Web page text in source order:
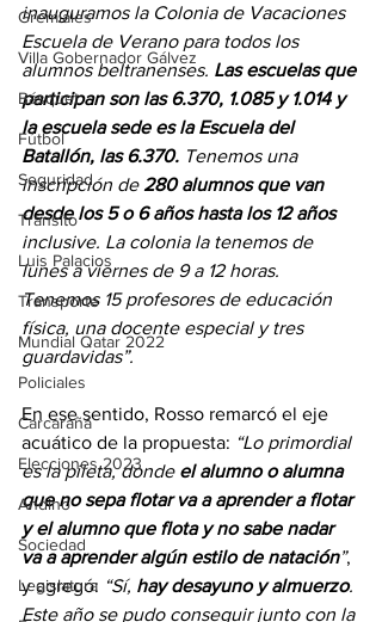
Gremiales
Villa Gobernador Gálvez
Básquet
Fútbol
Seguridad
Tránsito
Luis Palacios
Transporte
Mundial Qatar 2022
Policiales
Carcarañá
Elecciones 2023
Andino
Sociedad
Legislatura
inauguramos la Colonia de Vacaciones
Escuela de Verano para todos los
alumnos beltranenses. Las escuelas que
participan son las 6.370, 1.085 y 1.014 y
la escuela sede es la Escuela del
Batallón, las 6.370. Tenemos una
inscripción de 280 alumnos que van
desde los 5 o 6 años hasta los 12 años
inclusive. La colonia la tenemos de
lunes a viernes de 9 a 12 horas.
Tenemos 15 profesores de educación
física, una docente especial y tres
guardavidas”.
En ese sentido, Rosso remarcó el eje
acuático de la propuesta: “Lo primordial
es la pileta, donde el alumno o alumna
que no sepa flotar va a aprender a flotar
y el alumno que flota y no sabe nadar
va a aprender algún estilo de natación”,
y agregó: “Sí, hay desayuno y almuerzo.
Este año se pudo conseguir junto con la